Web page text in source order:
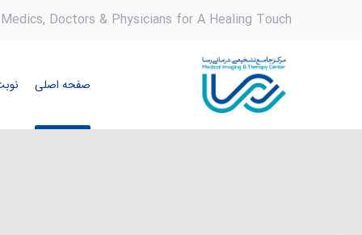
Doctors & Physicians for A Healing Touch
صفحه اصلی